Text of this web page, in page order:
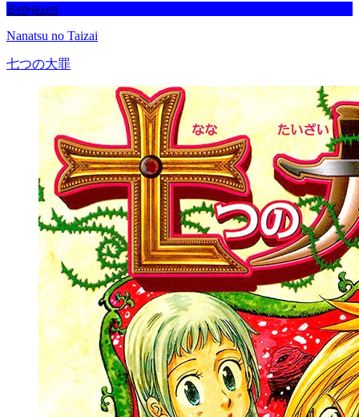
Befejezett
Nanatsu no Taizai
七つの大罪